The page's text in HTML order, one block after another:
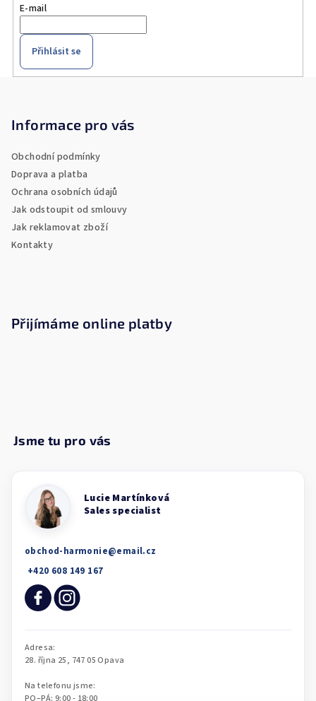
E-mail
Přihlásit se
Informace pro vás
Obchodní podmínky
Doprava a platba
Ochrana osobních údajů
Jak odstoupit od smlouvy
Jak reklamovat zboží
Kontakty
Přijímáme online platby
obchod-harmonie@email.cz